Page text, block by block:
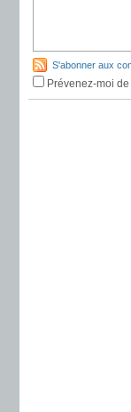
S'abonner aux
Prévenez-moi